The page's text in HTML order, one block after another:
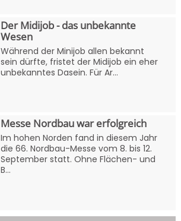
Der Midijob - das unbekannte
Wesen
Während der Minijob allen bekannt
sein dürfte, fristet der Midijob ein eher
unbekanntes Dasein. Für Ar...
Messe Nordbau war erfolgreich
Im hohen Norden fand in diesem Jahr
die 66. Nordbau-Messe vom 8. bis 12.
September statt. Ohne Flächen- und
B...